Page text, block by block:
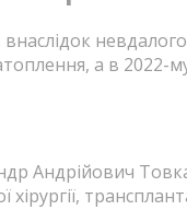
а в 2022-
Андрійович